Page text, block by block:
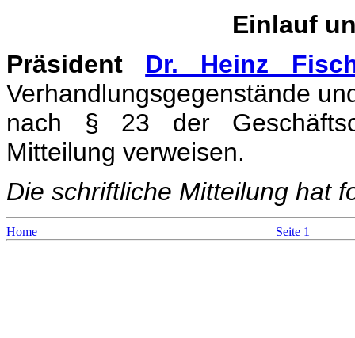
Einlauf
Präsident Dr. Heinz
Verhandlungsgegenstände
nach § 23 der
Mitteilung verweisen.
Die schriftliche Mitteilung hat
Home Seite 1